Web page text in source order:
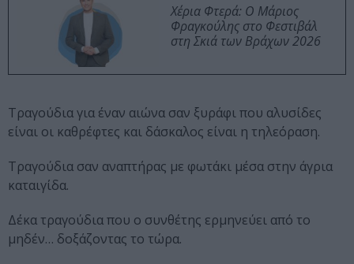
Χέρια Φτερά: Ο Μάριος
Φραγκούλης στο Φεστιβάλ
στη Σκιά των Βράχων 2026
Τραγούδια για έναν αιώνα σαν ξυράφι που αλυσίδες
είναι οι καθρέφτες και δάσκαλος είναι η τηλεόραση.
Τραγούδια σαν αναπτήρας με φωτάκι μέσα στην άγρια
καταιγίδα.
Δέκα τραγούδια που ο συνθέτης ερμηνεύει από το
μηδέν… δοξάζοντας το τώρα.